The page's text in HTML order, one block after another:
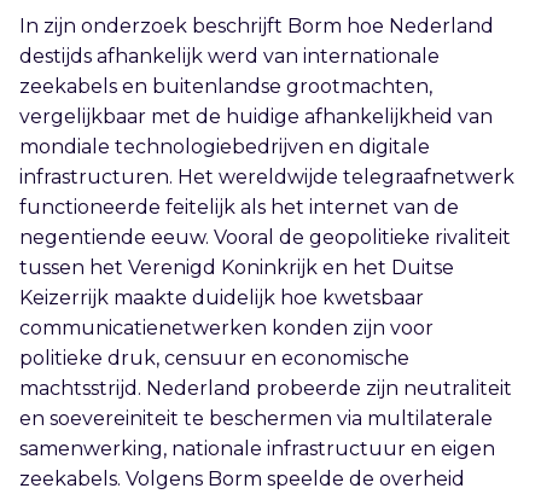
In zijn onderzoek beschrijft Borm hoe Nederland
destijds afhankelijk werd van internationale
zeekabels en buitenlandse grootmachten,
vergelijkbaar met de huidige afhankelijkheid van
mondiale technologiebedrijven en digitale
infrastructuren. Het wereldwijde telegraafnetwerk
functioneerde feitelijk als het internet van de
negentiende eeuw. Vooral de geopolitieke rivaliteit
tussen het Verenigd Koninkrijk en het Duitse
Keizerrijk maakte duidelijk hoe kwetsbaar
communicatienetwerken konden zijn voor
politieke druk, censuur en economische
machtsstrijd. Nederland probeerde zijn neutraliteit
en soevereiniteit te beschermen via multilaterale
samenwerking, nationale infrastructuur en eigen
zeekabels. Volgens Borm speelde de overheid